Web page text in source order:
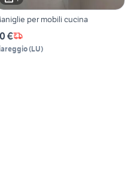
per mobili cucina
€
(LU)